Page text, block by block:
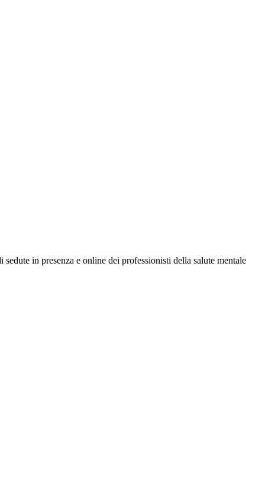
in presenza e online dei professionisti della salute mentale